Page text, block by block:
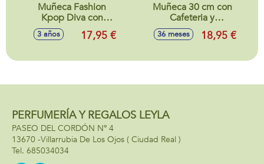
Muñeca Fashion
Kpop Diva con
Accesorios 30Cm. -
Modelos surtidos
3 años 17,95 €
Muñeca 30 cm con
Cafeteria y
accesorios.
36 meses 18,95 €
PERFUMERÍA Y REGALOS LEYLA
PASEO DEL CORDÓN Nº 4
13670 -Villarrubia De Los Ojos ( Ciudad Real )
685034034